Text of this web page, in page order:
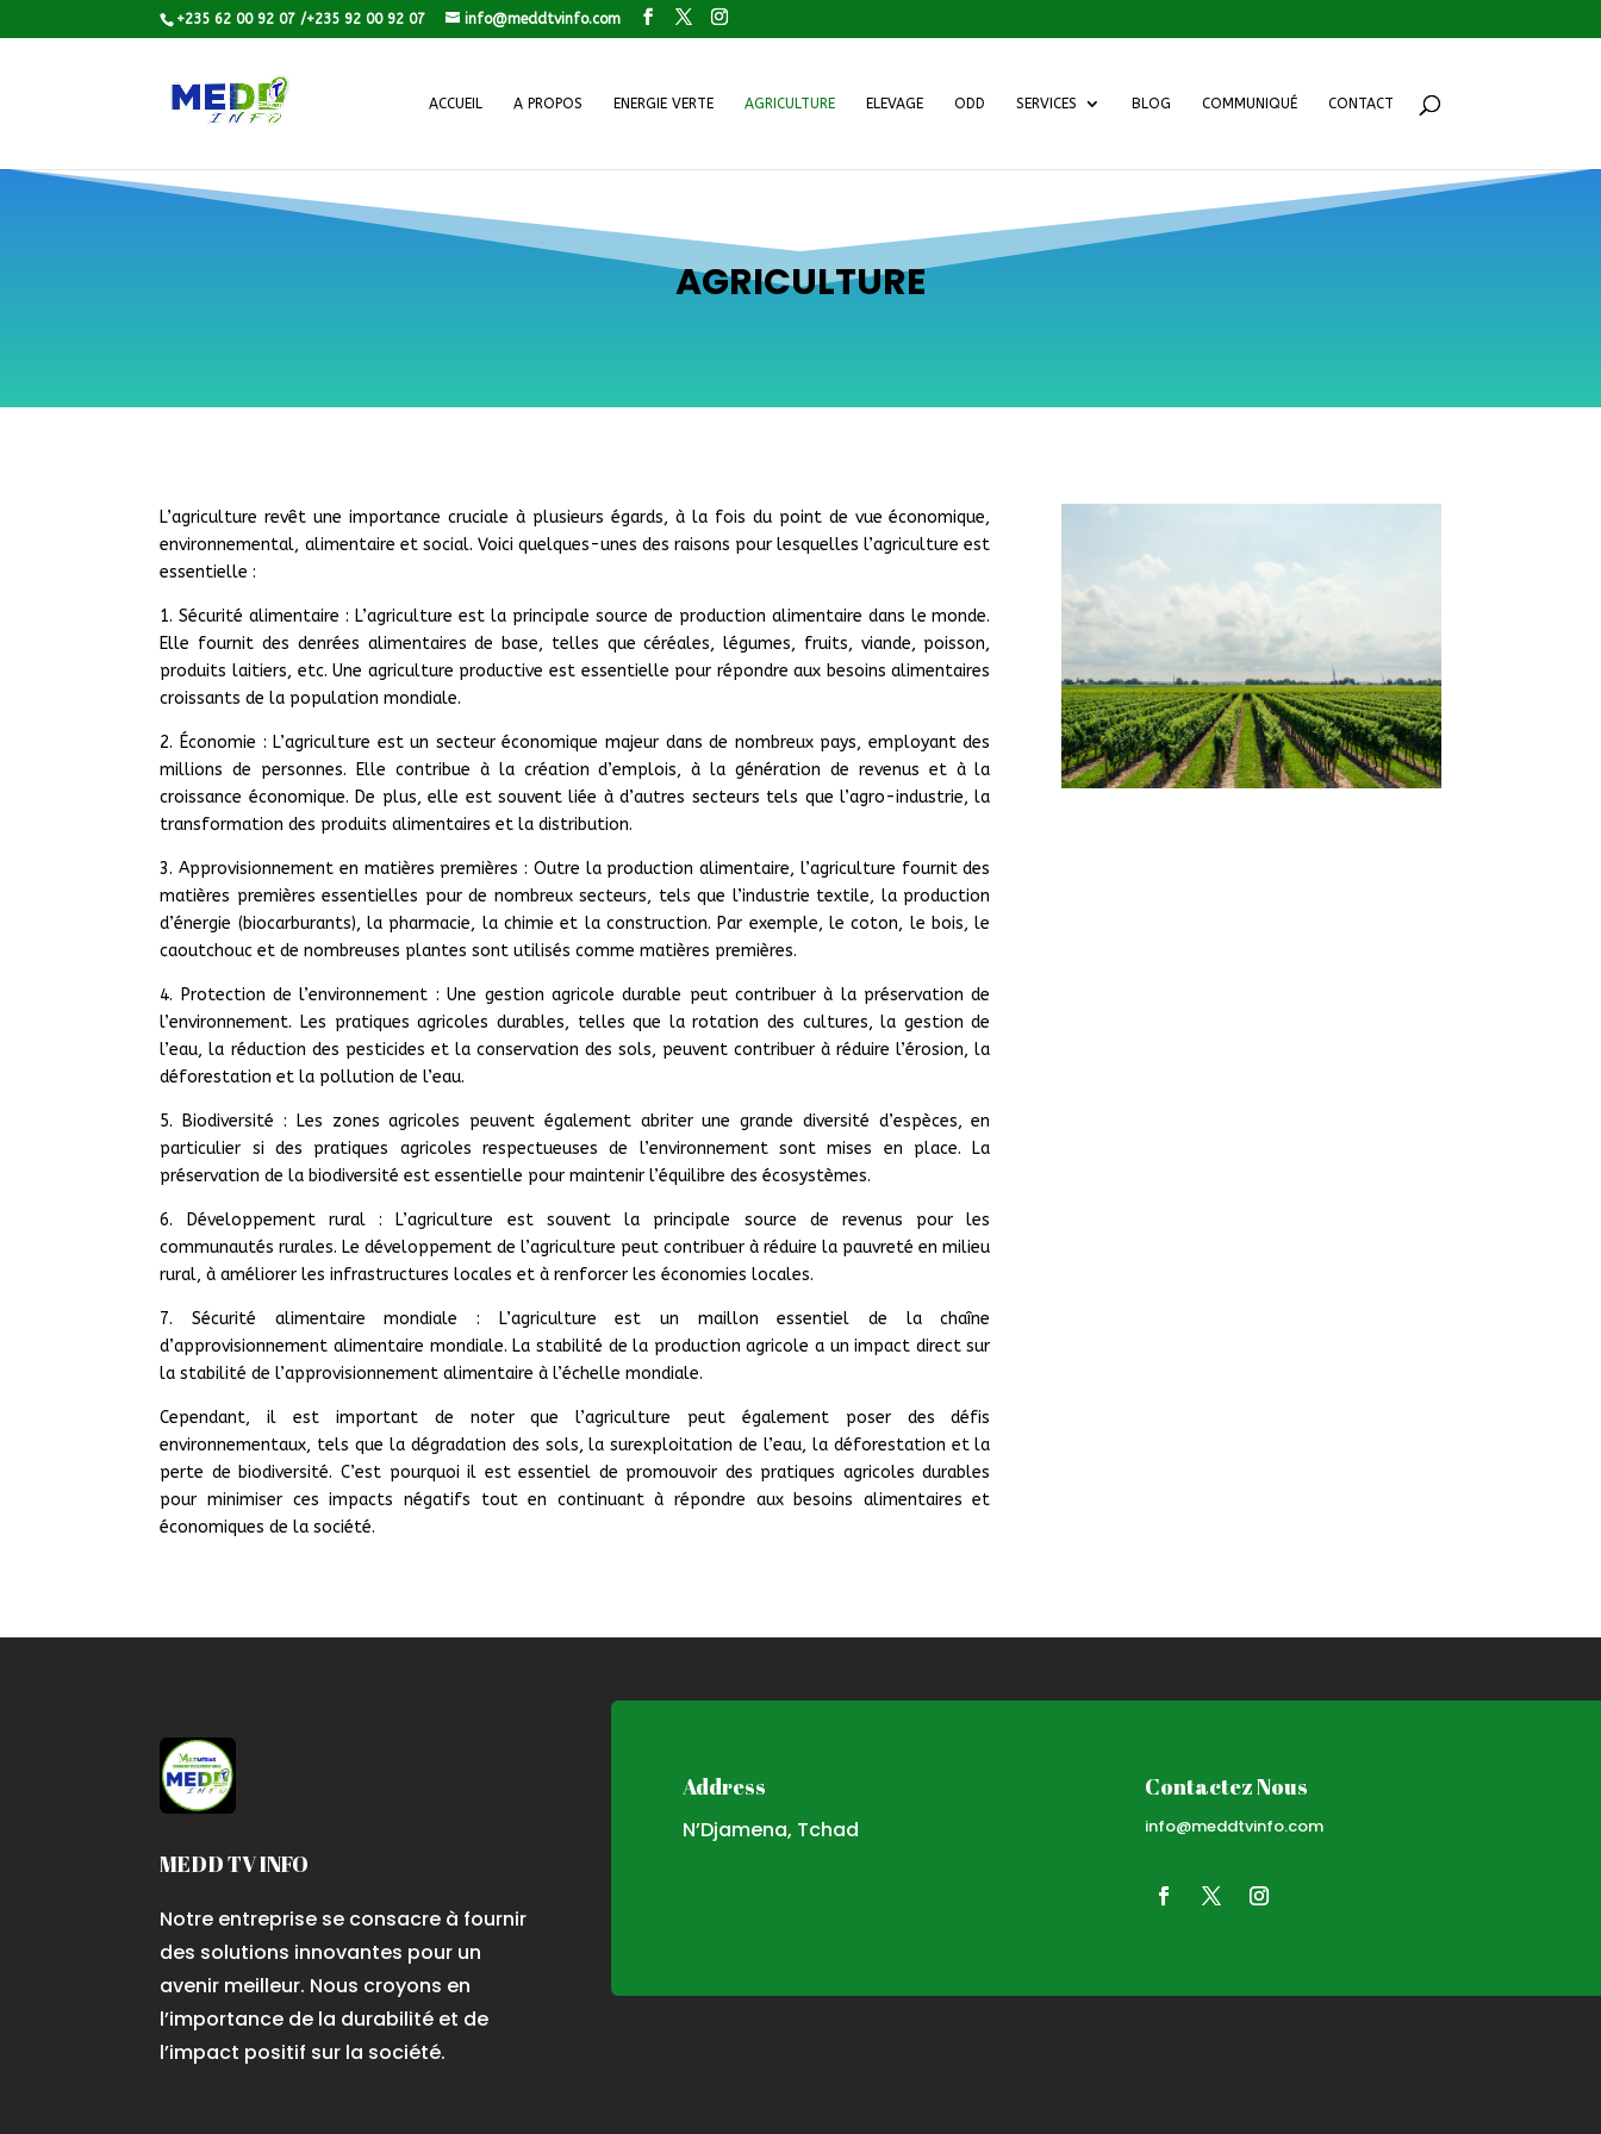
+235 62 00 92 07 /+235 92 00 92 07 info@meddtvinfo.com
ACCUEIL A PROPOS ENERGIE VERTE AGRICULTURE ELEVAGE ODD SERVICES BLOG COMMUNIQUÉ CONTACT
AGRICULTURE
L’agriculture revêt une importance cruciale à plusieurs égards, à la fois du point de vue économique,
environnemental, alimentaire et social. Voici quelques-unes des raisons pour lesquelles l’agriculture est
essentielle :
1. Sécurité alimentaire : L’agriculture est la principale source de production alimentaire dans le monde.
Elle fournit des denrées alimentaires de base, telles que céréales, légumes, fruits, viande, poisson,
produits laitiers, etc. Une agriculture productive est essentielle pour répondre aux besoins alimentaires
croissants de la population mondiale.
2. Économie : L’agriculture est un secteur économique majeur dans de nombreux pays, employant des
millions de personnes. Elle contribue à la création d’emplois, à la génération de revenus et à la
croissance économique. De plus, elle est souvent liée à d’autres secteurs tels que l’agro-industrie, la
transformation des produits alimentaires et la distribution.
3. Approvisionnement en matières premières : Outre la production alimentaire, l’agriculture fournit des
matières premières essentielles pour de nombreux secteurs, tels que l’industrie textile, la production
d’énergie (biocarburants), la pharmacie, la chimie et la construction. Par exemple, le coton, le bois, le
caoutchouc et de nombreuses plantes sont utilisés comme matières premières.
4. Protection de l’environnement : Une gestion agricole durable peut contribuer à la préservation de
l’environnement. Les pratiques agricoles durables, telles que la rotation des cultures, la gestion de
l’eau, la réduction des pesticides et la conservation des sols, peuvent contribuer à réduire l’érosion, la
déforestation et la pollution de l’eau.
5. Biodiversité : Les zones agricoles peuvent également abriter une grande diversité d’espèces, en
particulier si des pratiques agricoles respectueuses de l’environnement sont mises en place. La
préservation de la biodiversité est essentielle pour maintenir l’équilibre des écosystèmes.
6. Développement rural : L’agriculture est souvent la principale source de revenus pour les
communautés rurales. Le développement de l’agriculture peut contribuer à réduire la pauvreté en milieu
rural, à améliorer les infrastructures locales et à renforcer les économies locales.
7. Sécurité alimentaire mondiale : L’agriculture est un maillon essentiel de la chaîne
d’approvisionnement alimentaire mondiale. La stabilité de la production agricole a un impact direct sur
la stabilité de l’approvisionnement alimentaire à l’échelle mondiale.
Cependant, il est important de noter que l’agriculture peut également poser des défis
environnementaux, tels que la dégradation des sols, la surexploitation de l’eau, la déforestation et la
perte de biodiversité. C’est pourquoi il est essentiel de promouvoir des pratiques agricoles durables
pour minimiser ces impacts négatifs tout en continuant à répondre aux besoins alimentaires et
économiques de la société.
MEDD TV INFO
Notre entreprise se consacre à fournir
des solutions innovantes pour un
avenir meilleur. Nous croyons en
l’importance de la durabilité et de
l’impact positif sur la société.
Address
N’Djamena, Tchad
Contactez Nous
info@meddtvinfo.com